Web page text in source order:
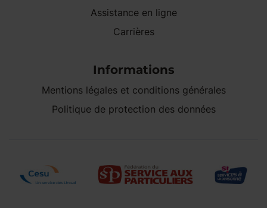
Assistance en ligne
Carrières
Informations
Mentions légales et conditions générales
Politique de protection des données